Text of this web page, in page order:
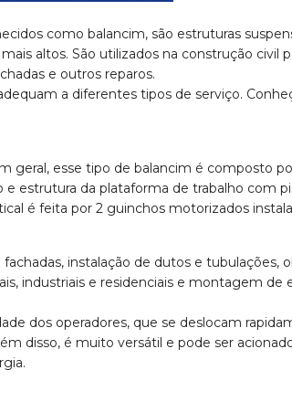
como balancim, são estruturas
altos. São utilizados na construção civil
e outros reparos.
a diferentes tipos de serviço.
geral, esse tipo de balancim é composto
estrutura da plataforma de trabalho com
é feita por 2 guinchos motorizados
instalação de dutos e tubulações,
industriais e residenciais e montagem de
dos operadores, que se deslocam
disso, é muito versátil e pode ser